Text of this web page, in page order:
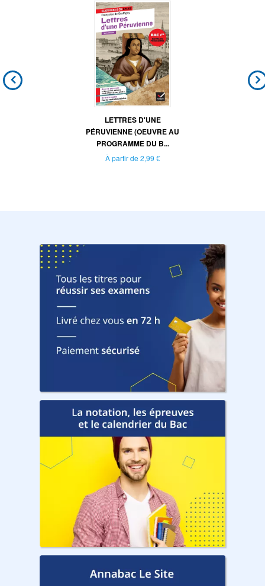
LETTRES D'UNE
PÉRUVIENNE (OEUVRE AU
PROGRAMME DU B...
À partir de 2,99 €